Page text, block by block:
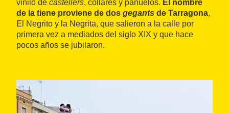
vinilo de castellers, collares y pañuelos. El nombre
de la tiene proviene de dos gegants de Tarragona,
El Negrito y la Negrita, que salieron a la calle por
primera vez a mediados del siglo XIX y que hace
pocos años se jubilaron.